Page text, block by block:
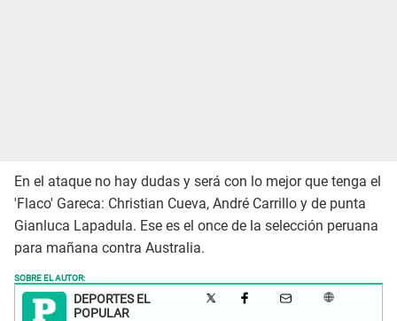
En el ataque no hay dudas y será con lo mejor que tenga el
'Flaco' Gareca: Christian Cueva, André Carrillo y de punta
Gianluca Lapadula. Ese es el once de la selección peruana
para mañana contra Australia.
SOBRE EL AUTOR:
DEPORTES EL
POPULAR